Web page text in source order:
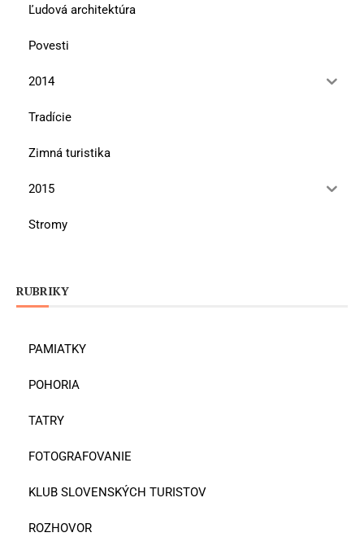
Ľudová architektúra
Povesti
2014
Tradície
Zimná turistika
2015
Stromy
RUBRIKY
PAMIATKY
POHORIA
TATRY
FOTOGRAFOVANIE
KLUB SLOVENSKÝCH TURISTOV
ROZHOVOR